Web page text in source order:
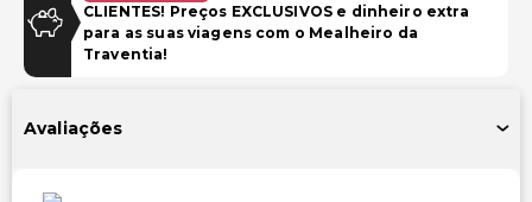
Instalações
Instalações de ginástica
Espaço para conferências
CLIENTES! Preços EXCLUSIVOS e dinheiro extra
para as suas viagens com o Mealheiro da
Traventia!
Avaliações